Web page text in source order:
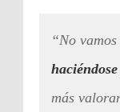
“No
más